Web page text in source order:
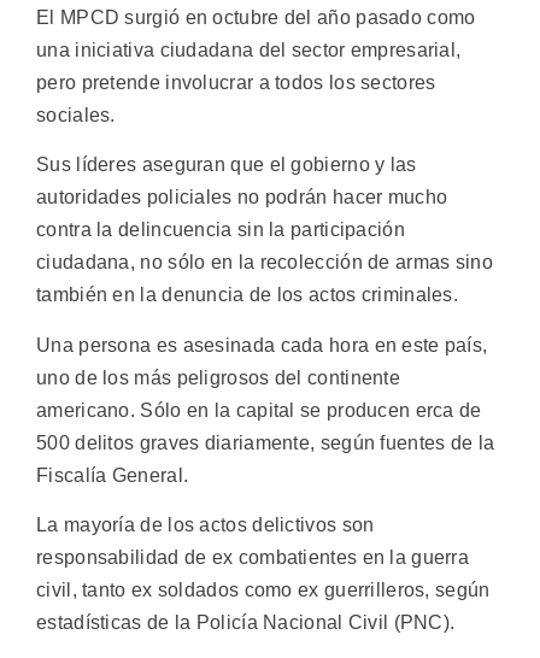
El MPCD surgió en octubre del año pasado como
una iniciativa ciudadana del sector empresarial,
pero pretende involucrar a todos los sectores
sociales.
Sus líderes aseguran que el gobierno y las
autoridades policiales no podrán hacer mucho
contra la delincuencia sin la participación
ciudadana, no sólo en la recolección de armas sino
también en la denuncia de los actos criminales.
Una persona es asesinada cada hora en este país,
uno de los más peligrosos del continente
americano. Sólo en la capital se producen erca de
500 delitos graves diariamente, según fuentes de la
Fiscalía General.
La mayoría de los actos delictivos son
responsabilidad de ex combatientes en la guerra
civil, tanto ex soldados como ex guerrilleros, según
estadísticas de la Policía Nacional Civil (PNC).